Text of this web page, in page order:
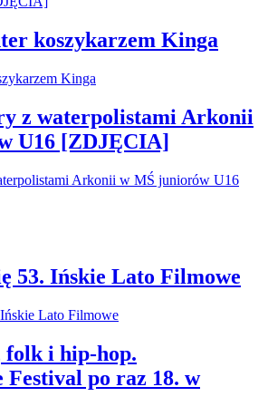
koszykarzem Kinga
z waterpolistami Arkonii
U16 [ZDJĘCIA]
53. Ińskie Lato Filmowe
folk i hip-hop.
Festival po raz 18. w